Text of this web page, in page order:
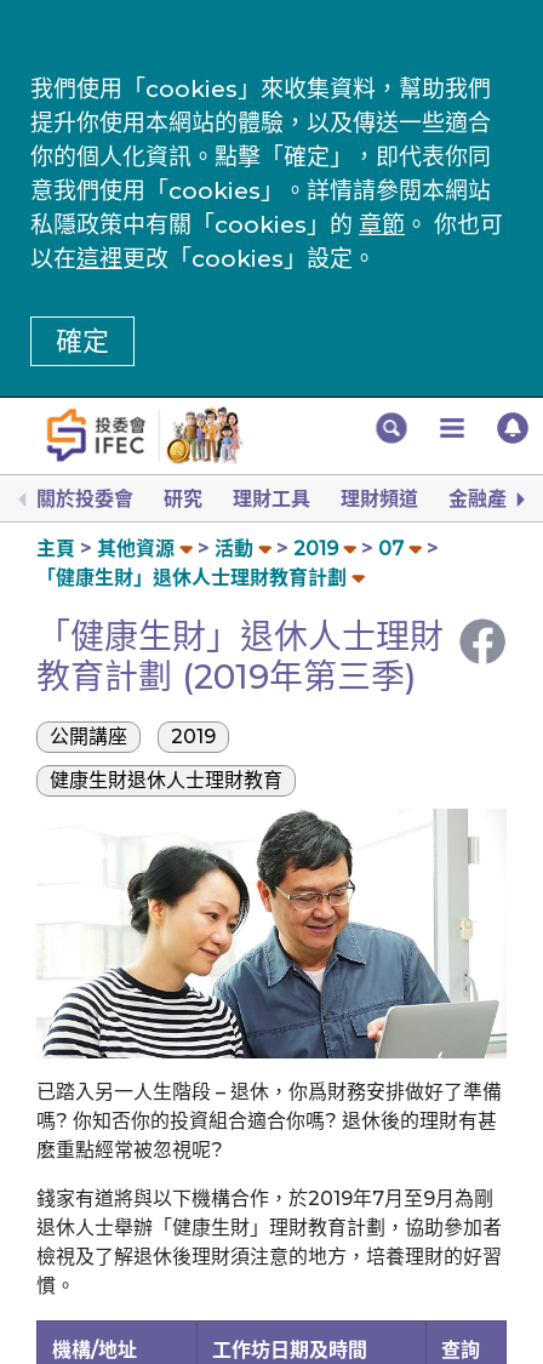
我們使用「cookies」來收集資料，幫助我們
提升你使用本網站的體驗，以及傳送一些適合
你的個人化資訊。點擊「確定」，即代表你同
意我們使用「cookies」。詳情請參閱本網站
私隱政策中有關「cookies」的 章節 。 你也可
以在這裡更改「cookies」設定。
確定
關於投委會 研究 理財工具 理財頻道 金融產品
主頁 其他資源 活動 2019
07
「健康生財」退休人士理財教育計劃
「健康生財」退休人士理財
教育計劃 (2019年第三季)
公開講座
2019
健康生財退休人士理財教育
已踏入另一人生階段 – 退休，你爲財務安排做好了準備
嗎? 你知否你的投資組合適合你嗎? 退休後的理財有甚
麽重點經常被忽視呢?
錢家有道將與以下機構合作，於2019年7月至9月為剛
退休人士舉辦「健康生財」理財教育計劃，協助參加者
檢視及了解退休後理財須注意的地方，培養理財的好習
慣。
機構/地址 工作坊日期及時間
查詢